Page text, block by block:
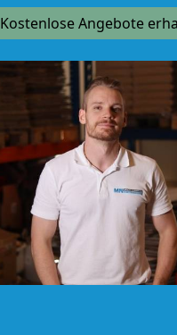
Kostenlose Angebote